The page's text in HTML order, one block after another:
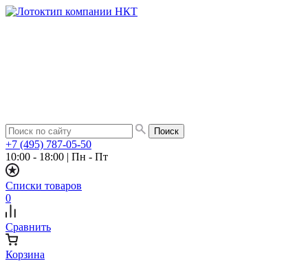
+7 (495) 787-05-50
10:00 - 18:00 | Пн - Пт
Списки товаров
0
Сравнить
Корзина